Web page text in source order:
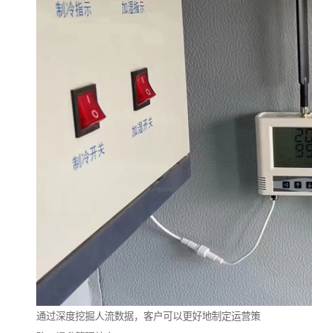
通过深度挖掘人流数据，客户可以更好地制定运营策